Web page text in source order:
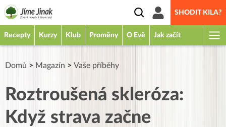
SHODIT KILA?
Recepty Kurzy Klub Proměny O Evě Jak začít
Domů > Magazín > Vaše příběhy
Roztroušená skleróza:
Když strava začne